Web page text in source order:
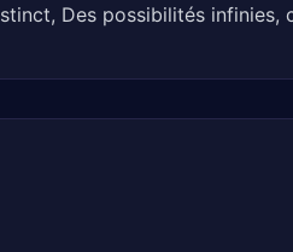
Des possibilités infinies,